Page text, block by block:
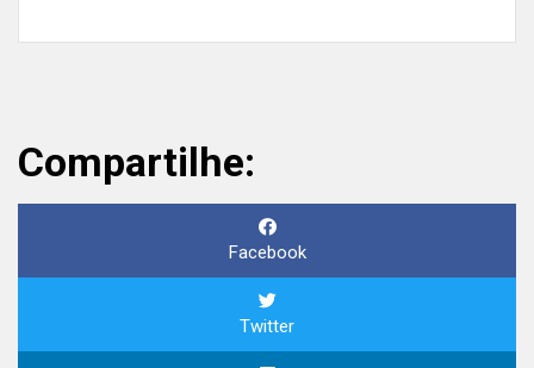
Compartilhe:
Facebook
Twitter